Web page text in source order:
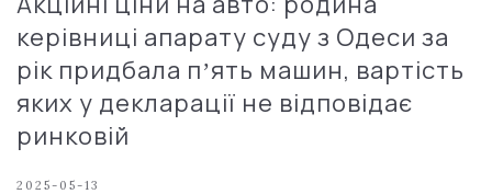
керівниці апарату суду з Одеси за
рік придбала пʼять машин, вартість
яких у декларації не відповідає
ринковій
2025-05-13